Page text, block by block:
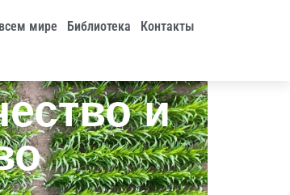
мире Библиотека Контакты
и